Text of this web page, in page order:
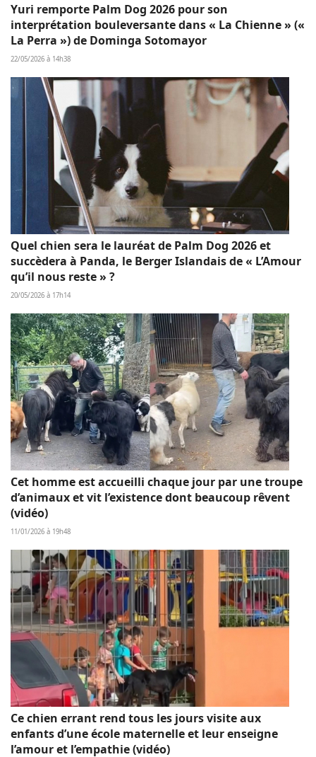
Yuri remporte Palm Dog 2026 pour son
interprétation bouleversante dans « La Chienne » («
La Perra ») de Dominga Sotomayor
22/05/2026 à 14h38
Quel chien sera le lauréat de Palm Dog 2026 et
succèdera à Panda, le Berger Islandais de « L’Amour
qu’il nous reste » ?
20/05/2026 à 17h14
Cet homme est accueilli chaque jour par une troupe
d’animaux et vit l’existence dont beaucoup rêvent
(vidéo)
11/01/2026 à 19h48
Ce chien errant rend tous les jours visite aux
enfants d’une école maternelle et leur enseigne
l’amour et l’empathie (vidéo)